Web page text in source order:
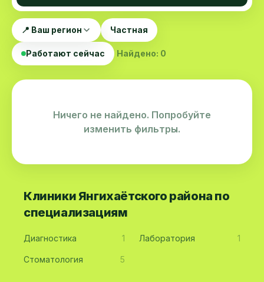
📍 Ваш регион Частная
Работают сейчас Найдено: 0
Ничего не найдено. Попробуйте
изменить фильтры.
Клиники Янгихаётского района по
специализациям
Диагностика 1 Лаборатория 1
Стоматология 5